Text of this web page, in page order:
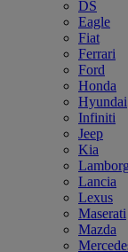
DS
Eagle
Fiat
Ferrari
Ford
Honda
Hyundai
Infiniti
Jeep
Kia
Lancia
Lexus
Maserati
Mazda